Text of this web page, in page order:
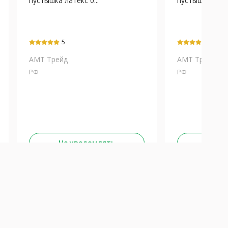
5
АМТ Трейд
РФ
Не уведомлять
АМТ Трейд
РФ